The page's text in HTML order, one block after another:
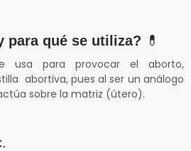
para qué se utiliza? 💊
usa para provocar el aborto,
abortiva, pues al ser un análogo
sobre la matriz (útero).